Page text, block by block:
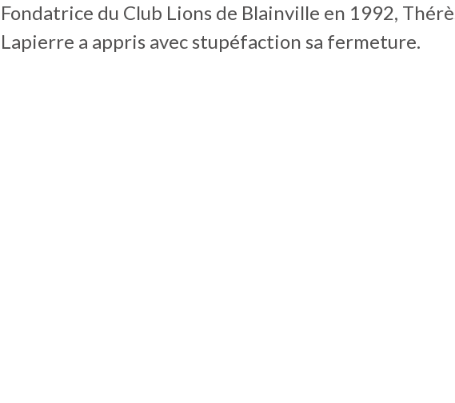
Fondatrice du Club Lions de Blainville en 1992,
Lapierre a appris avec stupéfaction sa fermeture.